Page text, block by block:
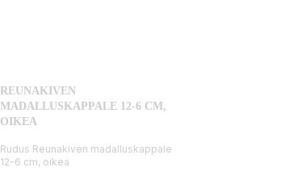
REUNAKIVEN
MADALLUSKAPPALE 12-6 CM,
OIKEA
Rudus Reunakiven madalluskappale
12-6 cm, oikea